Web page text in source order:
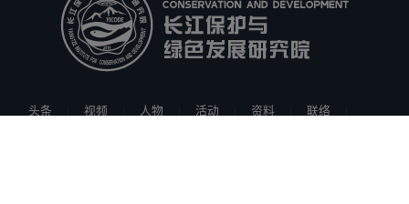
头条 视频 人物 活动 资料 联络